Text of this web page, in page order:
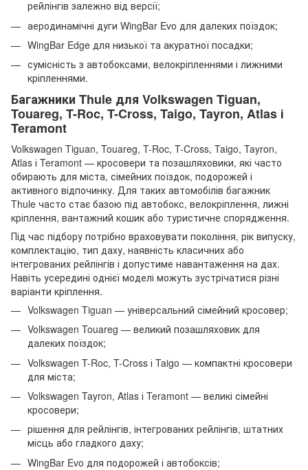
рейлінгів залежно від версії;
аеродинамічні дуги WingBar Evo для далеких поїздок;
WingBar Edge для низької та акуратної посадки;
сумісність з автобоксами, велокріпленнями і лижними
кріпленнями.
Багажники Thule для Volkswagen Tiguan,
Touareg, T-Roc, T-Cross, Taigo, Tayron, Atlas і
Teramont
Volkswagen Tiguan, Touareg, T-Roc, T-Cross, Taigo, Tayron,
Atlas і Teramont — кросовери та позашляховики, які часто
обирають для міста, сімейних поїздок, подорожей і
активного відпочинку. Для таких автомобілів багажник
Thule часто стає базою під автобокс, велокріплення, лижні
кріплення, вантажний кошик або туристичне спорядження.
Під час підбору потрібно враховувати покоління, рік випуску,
комплектацію, тип даху, наявність класичних або
інтегрованих рейлінгів і допустиме навантаження на дах.
Навіть усередині однієї моделі можуть зустрічатися різні
варіанти кріплення.
Volkswagen Tiguan — універсальний сімейний кросовер;
Volkswagen Touareg — великий позашляховик для
далеких поїздок;
Volkswagen T-Roc, T-Cross і Taigo — компактні кросовери
для міста;
Volkswagen Tayron, Atlas і Teramont — великі сімейні
кросовери;
рішення для рейлінгів, інтегрованих рейлінгів, штатних
місць або гладкого даху;
WingBar Evo для подорожей і автобоксів;